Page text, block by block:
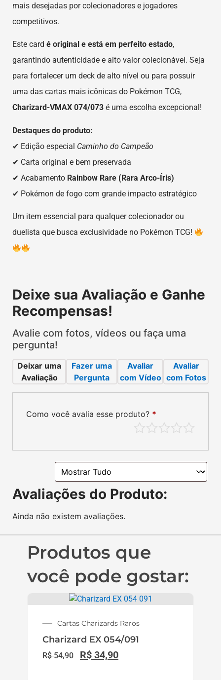
mais desejadas por colecionadores e jogadores
competitivos.
Este card é original e está em perfeito estado,
garantindo autenticidade e alto valor colecionável. Seja
para fortalecer um deck de alto nível ou para possuir
uma das cartas mais icônicas do Pokémon TCG,
Charizard-VMAX 074/073 é uma escolha excepcional!
Destaques do produto:
✔ Edição especial Caminho do Campeão
✔ Carta original e bem preservada
✔ Acabamento Rainbow Rare (Rara Arco-Íris)
✔ Pokémon de fogo com grande impacto estratégico
Um item essencial para qualquer colecionador ou
duelista que busca exclusividade no Pokémon TCG!
Deixe sua Avaliação e Ganhe
Recompensas!
Avalie com fotos, vídeos ou faça uma
pergunta!
Deixar uma
Avaliação
Fazer uma
Pergunta
Avaliar
com Vídeo
Avaliar
com Fotos
Como você avalia esse produto? *
Avaliações do Produto:
Ainda não existem avaliações.
Produtos que
você pode gostar:
Cartas Charizards Raros
Charizard EX 054/091
R$54,90 R$ 34,90